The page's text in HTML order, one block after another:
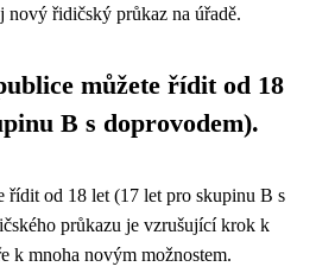
nový řidičský průkaz na úřadě.
můžete řídit od 18
B s doprovodem).
řídit od 18 let (17 let pro skupinu B s
průkazu je vzrušující krok k
k mnoha novým možnostem.